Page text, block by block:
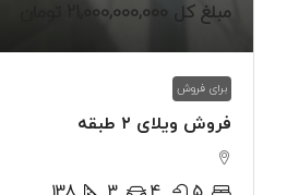
مبلغ کل 21,000,000,000 تومان
برای فروش
فروش ویلای ۲ طبقه